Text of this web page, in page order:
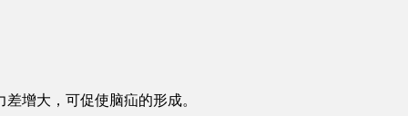
增大，可促使脑疝的形成。